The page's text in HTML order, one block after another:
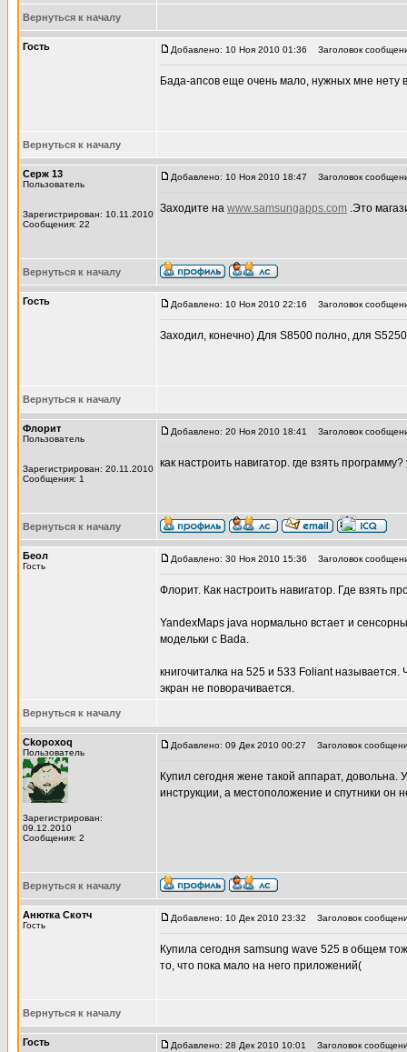
Вернуться к началу
Гость Добавлено: 10 Ноя 2010 01:36 Заголовок
Бада-апсов еще очень мало, нужных мне нету
Вернуться к началу
Серж 13
Пользователь
Зарегистрирован: 10.11.2010
Сообщения: 22
Добавлено: 10 Ноя 2010 18:47 Заголовок
Заходите на www.samsungapps.com .Это
Вернуться к началу
Гость Добавлено: 10 Ноя 2010 22:16 Заголовок
Заходил, конечно) Для S8500 полно, для
Вернуться к началу
Флорит
Пользователь
Зарегистрирован: 20.11.2010
Сообщения: 1
Добавлено: 20 Ноя 2010 18:41 Заголовок
как настроить навигатор. где взять
Вернуться к началу
Беол
Гость
Добавлено: 30 Ноя 2010 15:36 Заголовок
Флорит. Как настроить навигатор. Где взять
YandexMaps java нормально встает и
модельки с Bada.
книгочиталка на 525 и 533 Foliant
экран не поворачивается.
Вернуться к началу
Ckopoxoq
Пользователь
Зарегистрирован:
09.12.2010
Сообщения: 2
Добавлено: 09 Дек 2010 00:27 Заголовок
Купил сегодня жене такой аппарат,
инструкции, а местоположение и спутники он
Вернуться к началу
Анютка Скотч
Гость
Добавлено: 10 Дек 2010 23:32 Заголовок
Купила сегодня samsung wave 525 в общем
то, что пока мало на него приложений(
Вернуться к началу
Гость Добавлено: 28 Дек 2010 10:01 Заголовок